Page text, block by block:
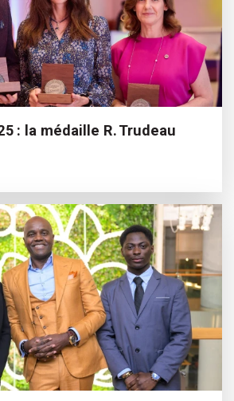
: la médaille R. Trudeau